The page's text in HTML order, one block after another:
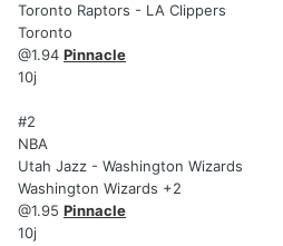
Toronto Raptors - LA Clippers
Toronto
@1.94 Pinnacle
10j
#2
NBA
Utah Jazz - Washington Wizards
Washington Wizards +2
@1.95 Pinnacle
10j